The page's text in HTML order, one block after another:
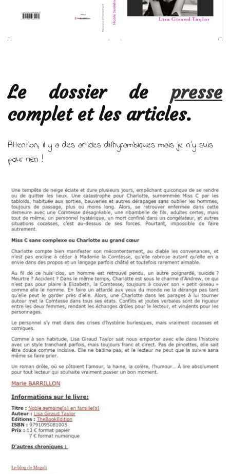
Le dossier de presse
complet et les articles.
Attention, il y a des articles dithyrambiques mais je n’y suis
pour rien !